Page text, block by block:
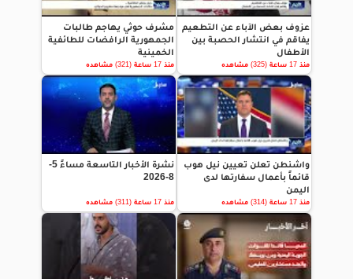
عزوف بعض الآباء عن التطعيم
يفاقم في انتشار الحصبة بين
الأطفال
منذ 17 ساعة (325) مشاهده
مشرف حوثي يهاجم طالبات
الجمهورية الرافضات للطائفية
الخمينية
منذ 17 ساعة (321) مشاهده
واشنطن تعلن تعيين نيل هوب
قائماً بأعمال سفارتها لدى
اليمن
منذ 17 ساعة (314) مشاهده
نشرة الأخبار التاسعة مساءً 5-
8-2026
منذ 17 ساعة (311) مشاهده